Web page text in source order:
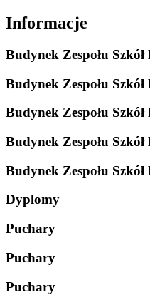
Informacje
Budynek Zespołu
Budynek Zespołu
Budynek Zespołu
Budynek Zespołu
Budynek Zespołu
Dyplomy
Puchary
Puchary
Puchary